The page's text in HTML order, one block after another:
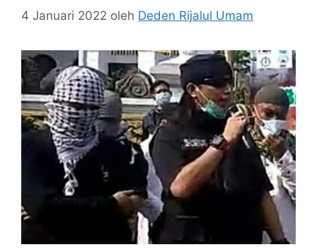
4 Januari 2022 oleh Deden Rijalul Umam